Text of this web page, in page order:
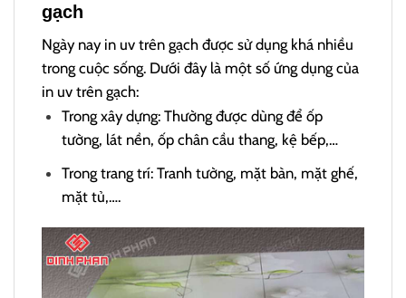
gạch
Ngày nay in uv trên gạch được sử dụng khá nhiều
trong cuộc sống. Dưới đây là một số ứng dụng của
in uv trên gạch:
Trong xây dựng: Thường được dùng để ốp
tường, lát nền, ốp chân cầu thang, kệ bếp,…
Trong trang trí: Tranh tường, mặt bàn, mặt ghế,
mặt tủ,….